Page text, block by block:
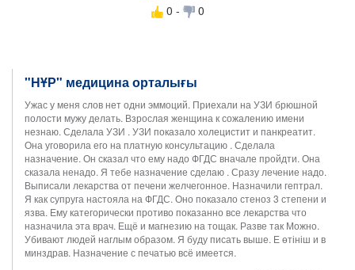
0 -
0
"НҰР" медицина орталығы
Ужас у меня слов нет одни эммоций. Приехали на УЗИ брюшной
полости мужу делать. Взрослая женщина к сожалению имени
незнаю. Сделала УЗИ . УЗИ показало холецистит и панкреатит.
Она уговорила его на платную консультацию . Сделала
назначение. Он сказал что ему надо ФГДС вначале пройдти. Она
сказала ненадо. Я тебе назначение сделаю . Сразу лечение надо.
Выписали лекарства от печени желчегонное. Назначили гептрал.
Я как супруга настояла на ФГДС. Оно показало стеноз 3 степени и
язва. Ему категорически противо показанно все лекарства что
назначила эта врач. Ещё и магнезию на тощак. Разве так Можно.
Убивают людей наглым образом. Я буду писать выше. Е өтініш и в
минздрав. Назначение с печатью всё имеется.